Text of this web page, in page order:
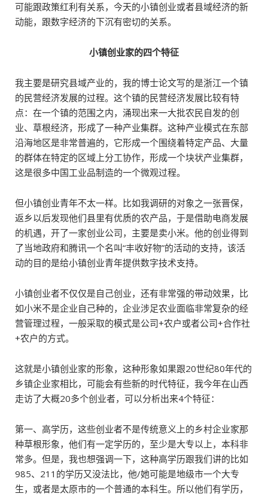
可能跟政策红利有关系，今天的小镇创业或者县域经济的新
动能，跟数字经济的下沉有密切的关系。
小镇创业家的四个特征
我主要是研究县域产业的，我的博士论文写的是浙江一个镇
的民营经济发展的过程。这个镇的民营经济发展比较有特
点：在一个镇的范围之内，涌现出来一大批农民自发的创
业、草根经济，形成了一种产业集群。这种产业模式在东部
沿海地区是非常普遍的，它形成一个围绕着特定产品、大量
的群体在特定的区域上分工协作，形成一个块状产业集群，
这是很多中国工业品制造的一个微观过程。
但小镇创业青年不太一样。比如我调研的对象之一张晋保，
返乡以后发现他们县里有优质的农产品，于是借助电商发展
的机遇，开了一家创业公司，主要是卖小米。他的创业得到
了当地政府和腾讯一个名叫“丰收好物”的活动的支持，该活
动的目的是给小镇创业青年提供数字技术支持。
小镇创业者不仅仅是自己创业，还有非常强的带动效果，比
如小米不是企业自己种的，企业涉足农业面临非常复杂的经
营管理过程，一般采取的模式是公司+农户或者公司+合作社
+农户的方式。
这就是小镇创业家的形象，这种形象如果跟20世纪80年代的
乡镇企业家相比，可能会有些新的时代特征，我今年在山西
走访了大概20多个创业者，可以分析出来4个特征：
第一、高学历，这些创业者不是传统意义上的乡村企业家那
种草根形象，他们有一定学历的，至少是大专以上，本科非
常多。但是，我也想强调一下，这种高学历跟我们讲的比如
985、211的学历又没法比，他/她可能是地级市一个大专
生，或者是太原市的一个普通的本科生。所以他们有学历，